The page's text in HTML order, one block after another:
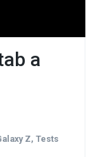
a
Z, Tests